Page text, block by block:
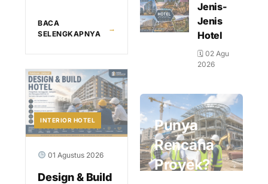
BACA
SELENGKAPNYA
→
INTERIOR HOTEL
01 Agustus 2026
Design & Build
Jenis-
Jenis
Hotel
🗓 02 Agu
2026
Punya
Rencana
Proyek?